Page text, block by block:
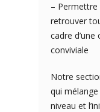
– Permettre
retrouver
cadre
conviviale
Notre
qui
niveau et